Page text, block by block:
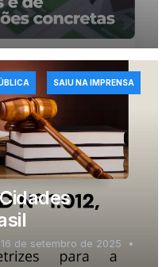
16 de setembro de 2025
SAIU NA IMPRENSA